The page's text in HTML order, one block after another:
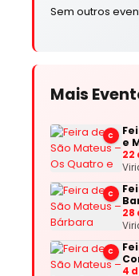
Sem outros
Mais
C
e
22
C
28
C
4